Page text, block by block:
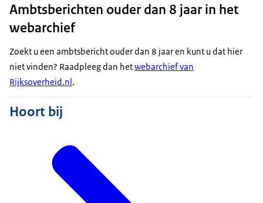
Ambtsberichten ouder dan 8 jaar in het
webarchief
Zoekt u een ambtsbericht ouder dan 8 jaar en kunt u dat hier
niet vinden? Raadpleeg dan hetwebarchief van
Rijksoverheid.nl .
Hoort bij